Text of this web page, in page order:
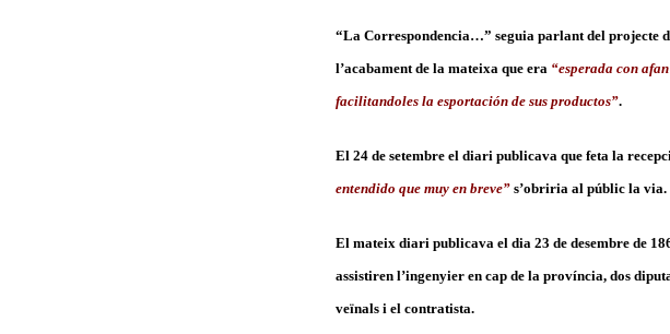
“La Correspondencia…” seguia parlant del projecte
l’acabament de la mateixa que era “esperada con
facilitandoles la esportación de sus productos”.
El 24 de setembre el diari publicava que feta la
entendido que muy en breve” s’obriria al públic la via.
El mateix diari publicava el dia 23 de desembre de
assistiren l’ingenyier en cap de la província, dos
veïnals i el contratista.